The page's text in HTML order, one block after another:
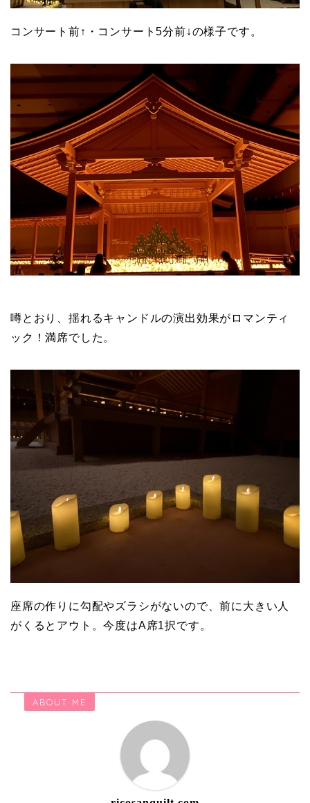
コンサート前↑・コンサート5分前↓の様子です。
噂とおり、揺れるキャンドルの演出効果がロマンティ
ック！満席でした。
座席の作りに勾配やズラシがないので、前に大きい人
がくるとアウト。今度はA席1択です。
ABOUT ME